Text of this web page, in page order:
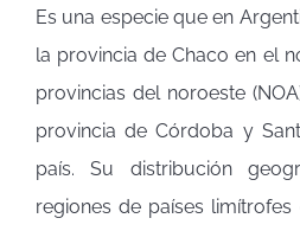
Es una especie que en
la provincia de Chaco en el
provincias del noroeste
provincia de Córdoba y
país. Su distribución
regiones de países